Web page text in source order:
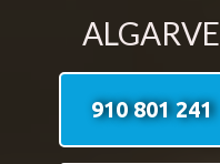
ALGARVE
910 801 241